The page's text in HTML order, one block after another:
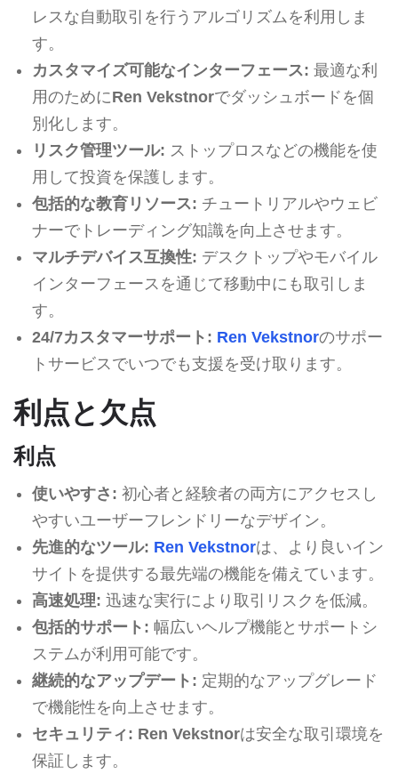
レスな自動取引を行うアルゴリズムを利用しま
す。
カスタマイズ可能なインターフェース: 最適な利
用のためにRen Vekstnorでダッシュボードを個
別化します。
リスク管理ツール: ストップロスなどの機能を使
用して投資を保護します。
包括的な教育リソース: チュートリアルやウェビ
ナーでトレーディング知識を向上させます。
マルチデバイス互換性: デスクトップやモバイル
インターフェースを通じて移動中にも取引しま
す。
24/7カスタマーサポート: Ren Vekstnorのサポー
トサービスでいつでも支援を受け取ります。
利点と欠点
利点
使いやすさ: 初心者と経験者の両方にアクセスし
やすいユーザーフレンドリーなデザイン。
先進的なツール: Ren Vekstnorは、より良いイン
サイトを提供する最先端の機能を備えています。
高速処理: 迅速な実行により取引リスクを低減。
包括的サポート: 幅広いヘルプ機能とサポートシ
ステムが利用可能です。
継続的なアップデート: 定期的なアップグレード
で機能性を向上させます。
セキュリティ: Ren Vekstnorは安全な取引環境を
保証します。